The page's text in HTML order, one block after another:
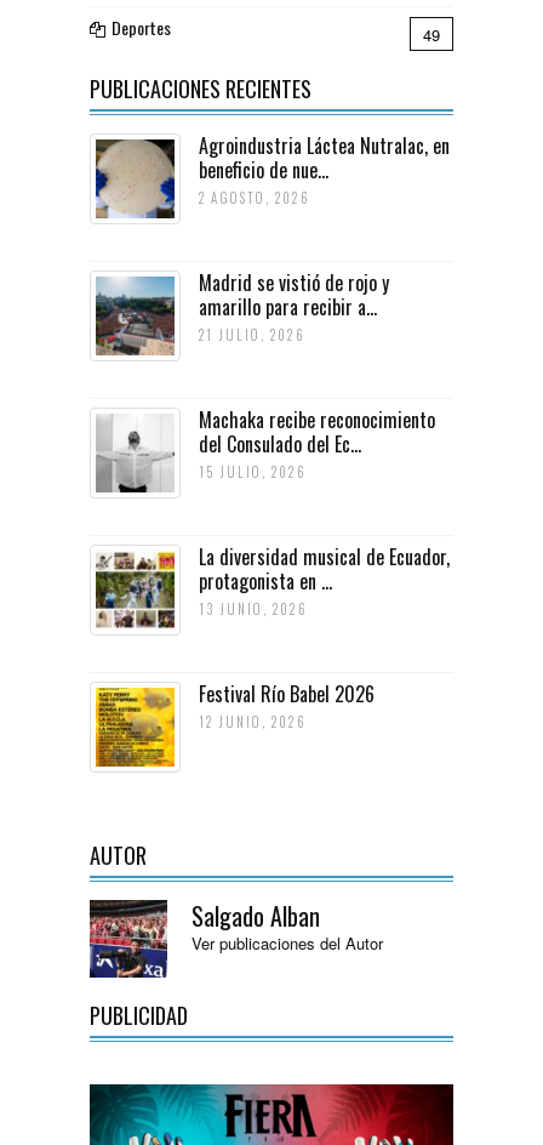
Deportes 49
PUBLICACIONES RECIENTES
Agroindustria Láctea Nutralac, en
beneficio de nue...
2 AGOSTO, 2026
Madrid se vistió de rojo y
amarillo para recibir a...
21 JULIO, 2026
Machaka recibe reconocimiento
del Consulado del Ec...
15 JULIO, 2026
La diversidad musical de Ecuador,
protagonista en ...
13 JUNIO, 2026
Festival Río Babel 2026
12 JUNIO, 2026
AUTOR
Salgado Alban
Ver publicaciones del Autor
PUBLICIDAD